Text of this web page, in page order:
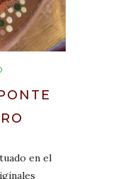
en el